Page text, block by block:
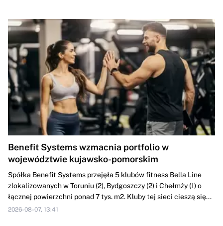
Benefit Systems wzmacnia portfolio w
województwie kujawsko-pomorskim
Spółka Benefit Systems przejęła 5 klubów fitness Bella Line
zlokalizowanych w Toruniu (2), Bydgoszczy (2) i Chełmży (1) o
łącznej powierzchni ponad 7 tys. m2. Kluby tej sieci cieszą się...
2026-08-07, 13:41